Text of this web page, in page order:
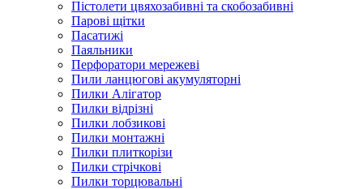
Пістолети цвяхозабивні та скобозабивні
Парові щітки
Пасатижі
Паяльники
Перфоратори мережеві
Пили ланцюгові акумуляторні
Пилки Алігатор
Пилки відрізні
Пилки лобзикові
Пилки монтажні
Пилки плиткорізи
Пилки стрічкові
Пилки торцювальні